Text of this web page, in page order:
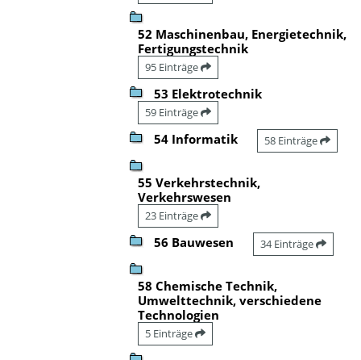
52 Maschinenbau, Energietechnik,
Fertigungstechnik
95 Einträge
53 Elektrotechnik
59 Einträge
54 Informatik 58 Einträge
55 Verkehrstechnik,
Verkehrswesen
23 Einträge
56 Bauwesen 34 Einträge
58 Chemische Technik,
Umwelttechnik, verschiedene
Technologien
5 Einträge